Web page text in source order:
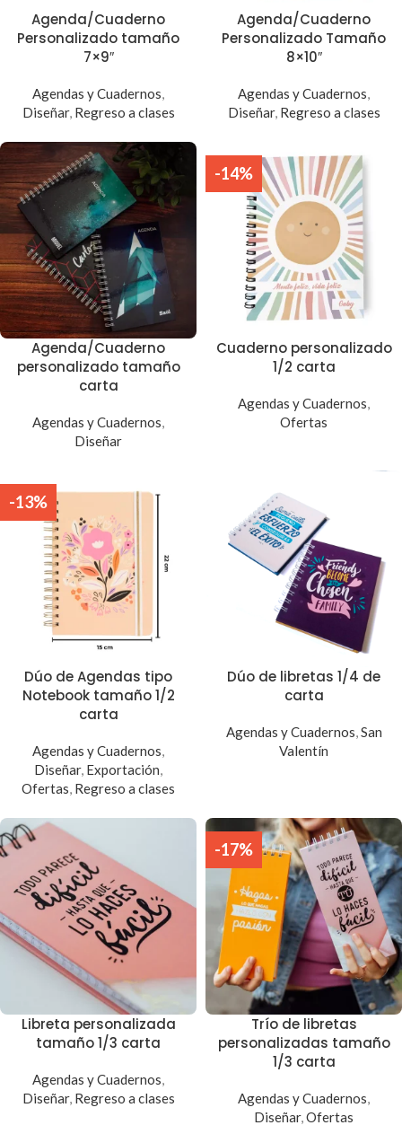
Agenda/Cuaderno
Personalizado tamaño
7×9″
Agendas y Cuadernos,
Diseñar, Regreso a clases
Agenda/Cuaderno
Personalizado Tamaño
8×10″
Agendas y Cuadernos,
Diseñar, Regreso a clases
Agenda/Cuaderno
personalizado tamaño
carta
Agendas y Cuadernos,
Diseñar
-14%
Cuaderno personalizado
1/2 carta
Agendas y Cuadernos,
Ofertas
-13%
Dúo de Agendas tipo
Notebook tamaño 1/2
carta
Agendas y Cuadernos,
Diseñar, Exportación,
Ofertas, Regreso a clases
Dúo de libretas 1/4 de
carta
Agendas y Cuadernos,San
Valentín
Libreta personalizada
tamaño 1/3 carta
Agendas y Cuadernos,
Diseñar, Regreso a clases
-17%
Trío de libretas
personalizadas tamaño
1/3 carta
Agendas y Cuadernos,
Diseñar,Ofertas